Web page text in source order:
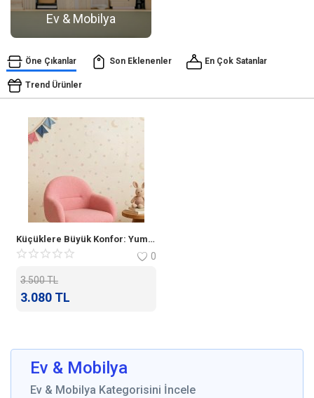
Ev & Mobilya
Erkek
Otomotiv Yedek Parça & Aksesuar
Spor & Outdoor
Kitap & Kırtasiye & Hobi
İletişim
Giriş Yap
Bölge
Ev & Mobilya
Öne Çıkanlar Son Eklenenler En Çok Satanlar
Trend Ürünler
Küçüklere Büyük Konfor: Yumuşacık Dokusuyla Tokyo Çocuk Koltuğu
0
3.500TL
3.080 TL
Ev & Mobilya
Ev & Mobilya Kategorisini İncele